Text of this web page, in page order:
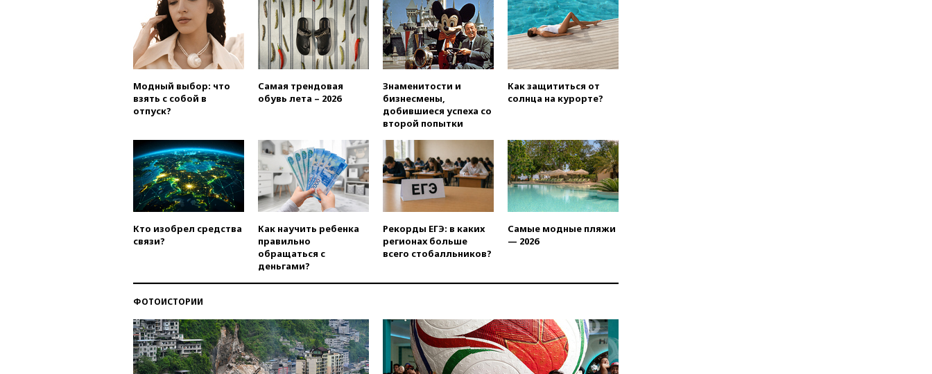
вчера, 19:50Аэропорты Сочи и
Ярославля приостановили
работу
вчера, 19:35WP: Трамп
призвал доноров-
Вэнса на выборах 2028 года
вчера, 19:20
2022 года
вчера, 19:15Жуковский и
аэропорт Геленджика
возобновили работу
вчера, 19:00 Путин уточнил
званий добровольцам
вчера, 18:50
введены ограничения
вчера, 18:21Зюганов
присоединился к критике
«Яблока»
Модный выбор: что
взять с собой в
отпуск?
Самая трендовая
обувь лета – 2026
Знаменитости и
бизнесмены,
добившиеся успеха со
второй попытки
Как защититься от
солнца на курорте?
Кто изобрел средства
связи?
Как научить ребенка
правильно
обращаться с
деньгами?
Рекорды ЕГЭ: в каких
регионах больше
всего стобалльников?
Самые модные пляжи
— 2026
ФОТОИСТОРИИ